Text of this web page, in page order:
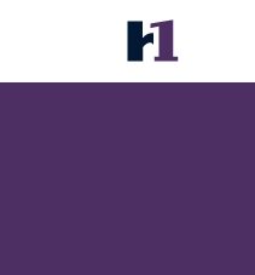
Sunrise Resort
Tarifs